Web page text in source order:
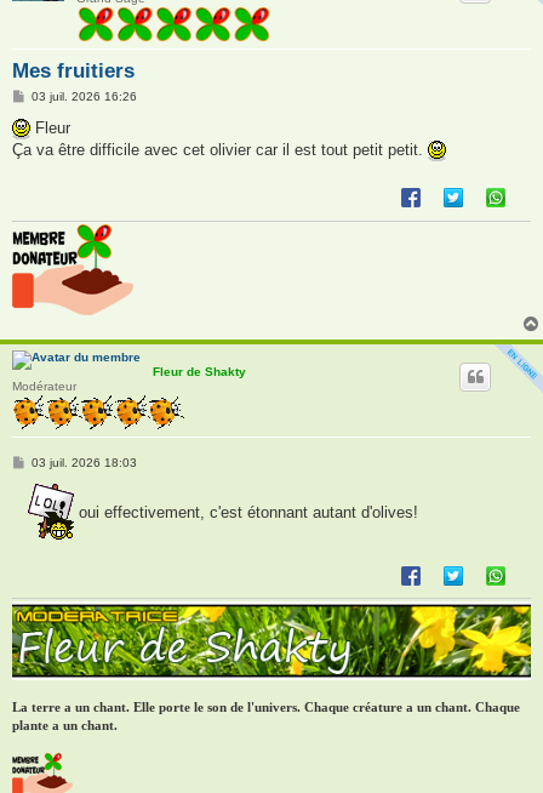
Mes fruitiers
M
s
s
a
03 juil. 2026 16:26
Fleur
Ça va être difficile avec cet olivier car il est tout petit petit.
Fleur de Shakty
Modérateur
M
s
03 juil. 2026 18:03
oui effectivement, c'est étonnant autant d'olives!
La terre a un chant. Elle porte le son de l'univers. Chaque créature a un chant. Chaque
plante a un chant.